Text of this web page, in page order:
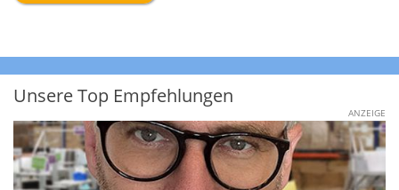
Unsere Top Empfehlungen
ANZEIGE